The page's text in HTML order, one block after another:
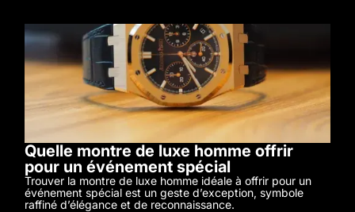
Quelle montre de luxe homme offrir
pour un événement spécial
Trouver la montre de luxe homme idéale à offrir pour un
événement spécial est un geste d’exception, symbole
raffiné d’élégance et de reconnaissance.